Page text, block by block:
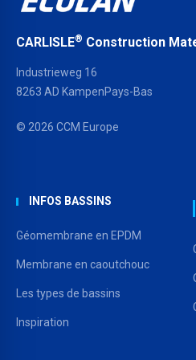
CARLISLE® Construction
Industrieweg 16
8263 AD KampenPays-Bas
© 2026 CCM Europe
INFOS BASSINS
Géomembrane en EPDM
Membrane en caoutchouc
Les types de bassins
Inspiration